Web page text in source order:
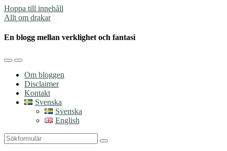
Hoppa till innehåll
Allt om drakar
En blogg mellan verklighet och fantasi
Slå
mobilmenyn
Slå
på/av
sökfältet
Om bloggen
Disclaimer
Kontakt
Svenska
Svenska
English
Sök